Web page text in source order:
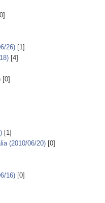
26)[1]
[4]
[0]
[1]
(2010/06/20)[0]
16)[0]